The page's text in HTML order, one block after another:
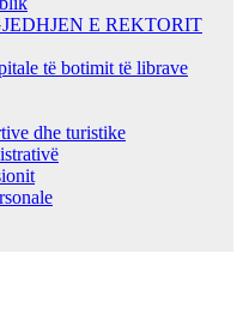
E REKTORIT
të botimit të librave
dhe turistike